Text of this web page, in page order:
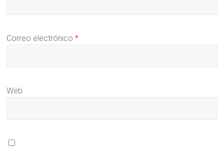
Correo electrónico*
Web